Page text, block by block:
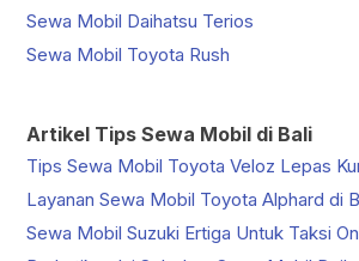
Sewa Mobil Daihatsu Terios
Sewa Mobil Toyota Rush
Artikel Tips Sewa Mobil di Bali
Tips Sewa Mobil Toyota Veloz Lepas
Layanan Sewa Mobil Toyota Alphard di
Sewa Mobil Suzuki Ertiga Untuk Taksi